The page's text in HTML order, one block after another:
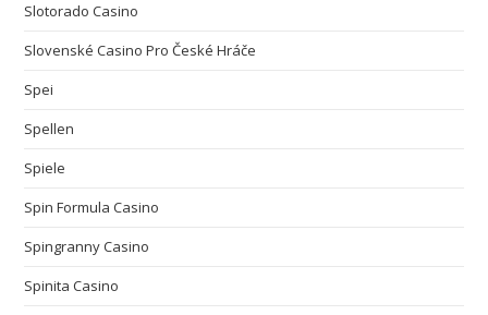
Slotorado Casino
Slovenské Casino Pro České Hráče
Spei
Spellen
Spiele
Spin Formula Casino
Spingranny Casino
Spinita Casino